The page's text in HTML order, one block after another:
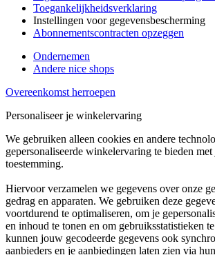
Toegankelijkheidsverklaring
Instellingen voor gegevensbescherming
Abonnementscontracten opzeggen
Ondernemen
Andere nice shops
Overeenkomst herroepen
Personaliseer je winkelervaring
We gebruiken alleen cookies en andere
gepersonaliseerde winkelervaring te bieden
toestemming.
Hiervoor verzamelen we gegevens over onze
gedrag en apparaten. We gebruiken deze
voortdurend te optimaliseren, om je
en inhoud te tonen en om gebruiksstatistieken
kunnen jouw gecodeerde gegevens ook
aanbieders en je aanbiedingen laten zien via